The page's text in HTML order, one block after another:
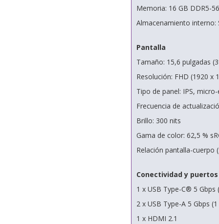
Memoria: 16 GB DDR5-
Almacenamiento interno:
Pantalla
Tamaño: 15,6 pulgadas
Resolución: FHD (1920 x
Tipo de panel: IPS,
Frecuencia de
Brillo: 300 nits
Gama de color: 62,5 %
Relación pantalla-cuerpo
Conectividad y puertos
1 x USB Type-C® 5
2 x USB Type-A 5 Gbps
1 x HDMI 2.1